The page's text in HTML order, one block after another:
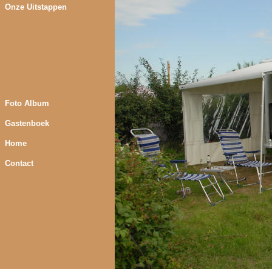
Onze Uitstappen
Foto Album
Gastenboek
Home
Contact